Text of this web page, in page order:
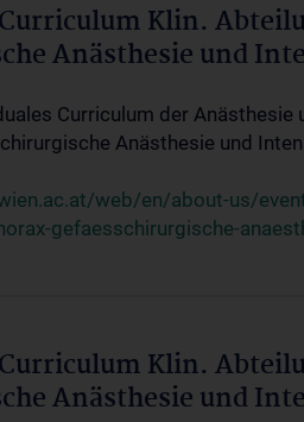
Klin.
Anästhesie und
Curriculum der
Anästhesie und
web/en/about-us/
gefaesschirurgische-
Klin.
Anästhesie und